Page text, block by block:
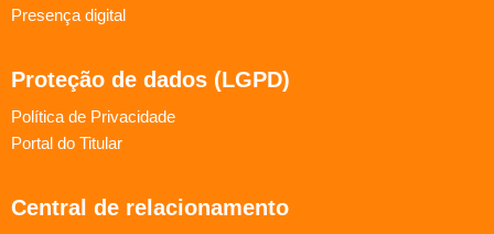
Presença digital
Proteção de dados (LGPD)
Política de Privacidade
Portal do Titular
Central de relacionamento